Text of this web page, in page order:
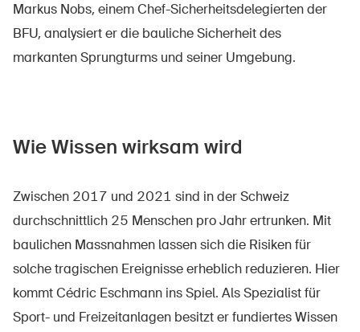
Markus Nobs, einem Chef-Sicherheitsdelegierten der
BFU, analysiert er die bauliche Sicherheit des
markanten Sprungturms und seiner Umgebung.
Wie Wissen wirksam wird
Zwischen 2017 und 2021 sind in der Schweiz
durchschnittlich 25 Menschen pro Jahr ertrunken. Mit
baulichen Massnahmen lassen sich die Risiken für
solche tragischen Ereignisse erheblich reduzieren. Hier
kommt Cédric Eschmann ins Spiel. Als Spezialist für
Sport- und Freizeitanlagen besitzt er fundiertes Wissen